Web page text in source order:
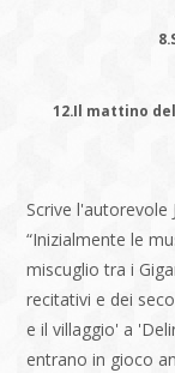
12.Il mattino
Scrive l'autorevole
“Inizialmente le
miscuglio tra i
recitativi e dei
e il villaggio' a
entrano in gioco